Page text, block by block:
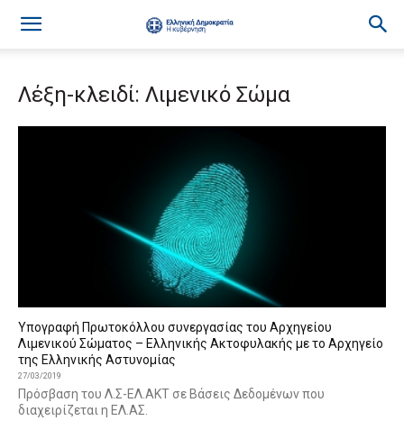
Λέξη-κλειδί: Λιμενικό Σώμα
Υπογραφή Πρωτοκόλλου συνεργασίας του Αρχηγείου
Λιμενικού Σώματος – Ελληνικής Ακτοφυλακής με το Αρχηγείο
της Ελληνικής Αστυνομίας
27/03/2019
Πρόσβαση του Λ.Σ-ΕΛ.ΑΚΤ σε Βάσεις Δεδομένων που
διαχειρίζεται η ΕΛ.ΑΣ.